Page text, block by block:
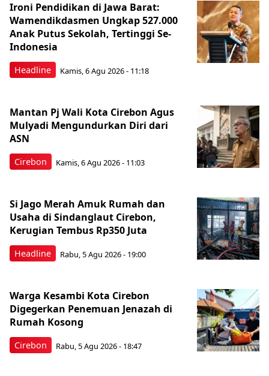
Headline
Ironi Pendidikan di Jawa Barat:
Wamendikdasmen Ungkap 527.000
Anak Putus Sekolah, Tertinggi Se-
Indonesia
Kamis, 6 Agu 2026 - 11:18
Cirebon
Mantan Pj Wali Kota Cirebon Agus
Mulyadi Mengundurkan Diri dari
ASN
Kamis, 6 Agu 2026 - 11:03
Headline
Si Jago Merah Amuk Rumah dan
Usaha di Sindanglaut Cirebon,
Kerugian Tembus Rp350 Juta
Rabu, 5 Agu 2026 - 19:00
Cirebon
Warga Kesambi Kota Cirebon
Digegerkan Penemuan Jenazah di
Rumah Kosong
Rabu, 5 Agu 2026 - 18:47